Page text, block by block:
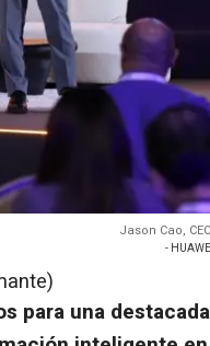
Jason Cao,
-
para una